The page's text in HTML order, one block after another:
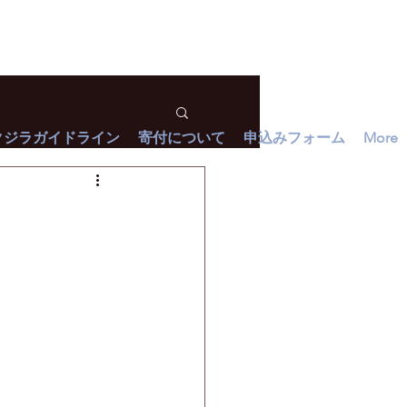
ジラガイドライン 寄付について 申込みフォーム More